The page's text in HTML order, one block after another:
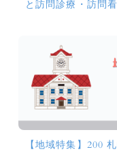
と訪問診療・訪問
【地域特集】200